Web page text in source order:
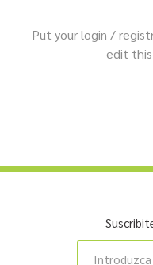
Put your login /
edit